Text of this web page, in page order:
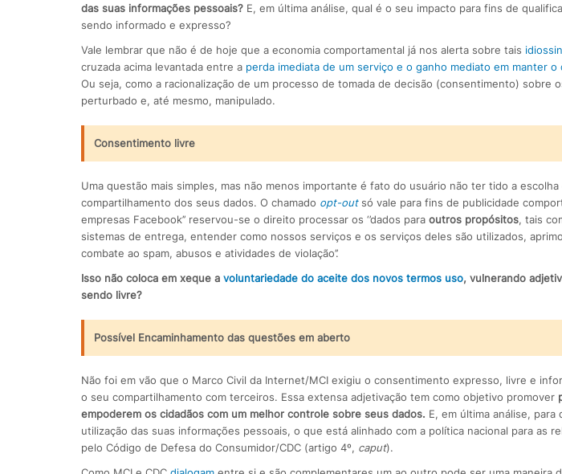
das suas informações pessoais? E, em última análise, qual é o seu impacto para fins de
sendo informado e expresso?
Vale lembrar que não é de hoje que a economia comportamental já nos alerta sobre tais
cruzada acima levantada entre a perda imediata de um serviço e o ganho mediato em manter
Ou seja, como a racionalização de um processo de tomada de decisão (consentimento) sobre
perturbado e, até mesmo, manipulado.
Consentimento livre
Uma questão mais simples, mas não menos importante é fato do usuário não ter tido a
compartilhamento dos seus dados. O chamado opt-outsó vale para fins de publicidade
empresas Facebook’’ reservou-se o direito processar os ‘’dados para outros propósitos, tais
sistemas de entrega, entender como nossos serviços e os serviços deles são utilizados,
combate ao spam, abusos e atividades de violação’’.
Isso não coloca em xeque a voluntariedade do aceite dos novos termos uso, vulnerando
sendo livre?
Possível Encaminhamento das questões em aberto
Não foi em vão que o Marco Civil da Internet/MCI exigiu o consentimento expresso, livre e
o seu compartilhamento com terceiros. Essa extensa adjetivação tem como objetivo promover
empoderem os cidadãos com um melhor controle sobre seus dados. E, em última análise,
utilização das suas informações pessoais, o que está alinhado com a política nacional para as
pelo Código de Defesa do Consumidor/CDC (artigo 4º, caput).